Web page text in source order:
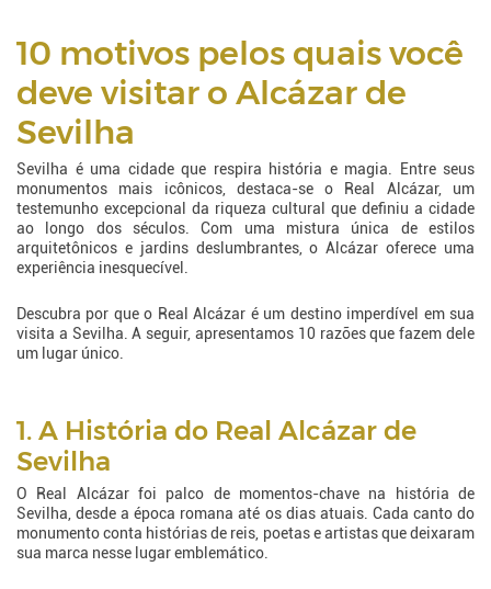
10 motivos pelos quais você
deve visitar o Alcázar de
Sevilha
Sevilha é uma cidade que respira história e magia. Entre seus
monumentos mais icônicos, destaca-se o Real Alcázar, um
testemunho excepcional da riqueza cultural que definiu a cidade
ao longo dos séculos. Com uma mistura única de estilos
arquitetônicos e jardins deslumbrantes, o Alcázar oferece uma
experiência inesquecível.
Descubra por que o Real Alcázar é um destino imperdível em sua
visita a Sevilha. A seguir, apresentamos 10 razões que fazem dele
um lugar único.
1. A História do Real Alcázar de
Sevilha
O Real Alcázar foi palco de momentos-chave na história de
Sevilha, desde a época romana até os dias atuais. Cada canto do
monumento conta histórias de reis, poetas e artistas que deixaram
sua marca nesse lugar emblemático.